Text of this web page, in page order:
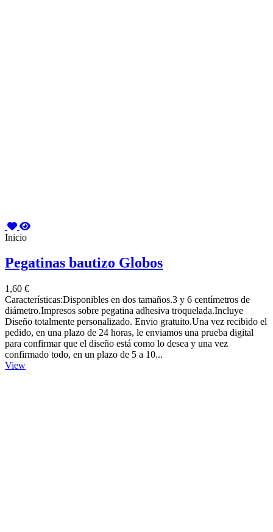
Inicio
Pegatinas bautizo Globos
1,60 €
Características:Disponibles en dos tamaños.3 y 6 centímetros de
diámetro.Impresos sobre pegatina adhesiva troquelada.Incluye
Diseño totalmente personalizado. Envio gratuito.Una vez recibido el
pedido, en una plazo de 24 horas, le enviamos una prueba digital
para confirmar que el diseño está como lo desea y una vez
confirmado todo, en un plazo de 5 a 10...
View